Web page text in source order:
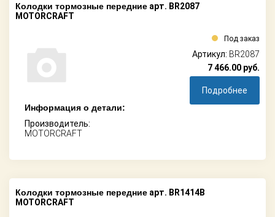
Колодки тормозные передние арт. BR2087
MOTORCRAFT
Информация о детали:
Производитель:
MOTORCRAFT
Под заказ
Артикул: BR2087
7 466.00 руб.
Подробнее
Колодки тормозные передние арт. BR1414B
MOTORCRAFT